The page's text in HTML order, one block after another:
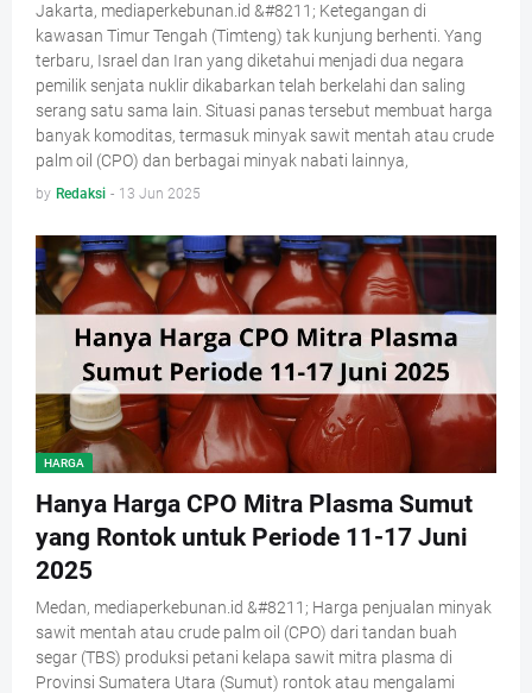
Jakarta, mediaperkebunan.id &#8211; Ketegangan di
kawasan Timur Tengah (Timteng) tak kunjung berhenti. Yang
terbaru, Israel dan Iran yang diketahui menjadi dua negara
pemilik senjata nuklir dikabarkan telah berkelahi dan saling
serang satu sama lain. Situasi panas tersebut membuat harga
banyak komoditas, termasuk minyak sawit mentah atau crude
palm oil (CPO) dan berbagai minyak nabati lainnya,
by Redaksi - 13 Jun 2025
HARGA
Hanya Harga CPO Mitra Plasma Sumut
yang Rontok untuk Periode 11-17 Juni
2025
Medan, mediaperkebunan.id &#8211; Harga penjualan minyak
sawit mentah atau crude palm oil (CPO) dari tandan buah
segar (TBS) produksi petani kelapa sawit mitra plasma di
Provinsi Sumatera Utara (Sumut) rontok atau mengalami